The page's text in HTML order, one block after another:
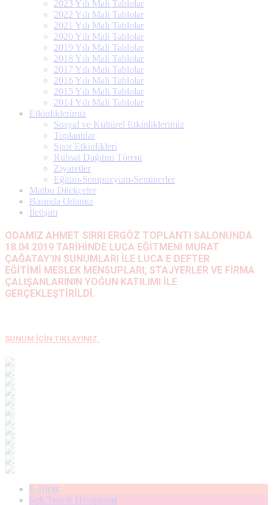
2023 Yılı Mali Tablolar
2022 Yılı Mali Tablolar
2021 Yılı Mali Tablolar
2020 Yılı Mali Tablolar
2019 Yılı Mali Tablolar
2018 Yılı Mali Tablolar
2017 Yılı Mali Tablolar
2016 Yılı Mali Tablolar
2015 Yılı Mali Tablolar
2014 Yılı Mali Tablolar
Etkinliklerimiz
Sosyal ve Kültürel Etkinliklerimiz
Toplantılar
Spor Etkinlikleri
Ruhsat Dağıtım Töreni
Ziyaretler
Eğitim-Sempozyum-Seminerler
Matbu Dilekçeler
Basında Odamız
İletişim
ODAMIZ AHMET SIRRI ERGÖZ TOPLANTI SALONUNDA
18.04.2019 TARİHİNDE LUCA EĞİTMENİ MURAT
ÇAĞATAY'IN SUNUMLARI İLE LUCA E DEFTER
EĞİTİMİ MESLEK MENSUPLARI, STAJYERLER VE FİRMA
ÇALIŞANLARININ YOĞUN KATILIMI İLE
GERÇEKLEŞTİRİLDİ.
SUNUM İÇİN TIKLAYINIZ.
E-Birlik
Sgk Teşvik Hesaplama